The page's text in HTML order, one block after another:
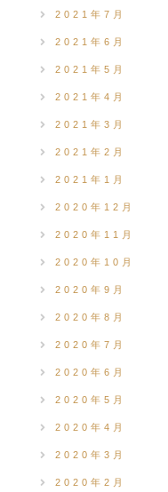
2021年7月
2021年6月
2021年5月
2021年4月
2021年3月
2021年2月
2021年1月
2020年12月
2020年11月
2020年10月
2020年9月
2020年8月
2020年7月
2020年6月
2020年5月
2020年4月
2020年3月
2020年2月